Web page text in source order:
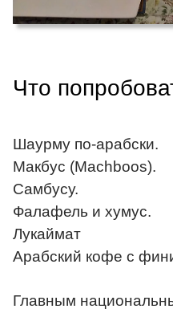
Что
Шаурму по-арабски.
Макбус (Machboos).
Самбусу.
Фалафель и хумус.
Лукаймат
Арабский кофе с
Главным